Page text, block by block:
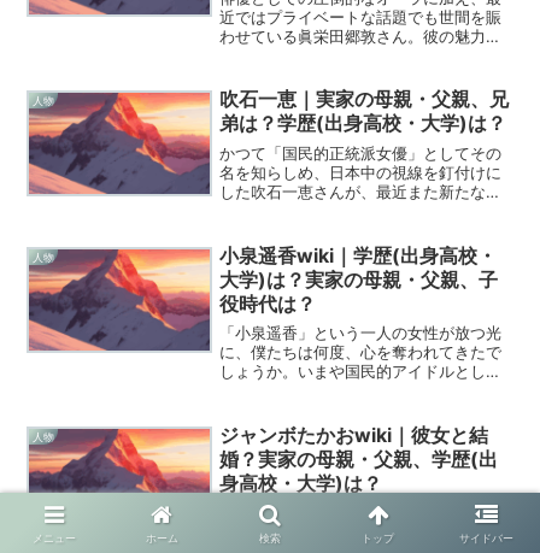
近ではプライベートな話題でも世間を賑
わせている眞栄田郷敦さん。彼の魅力は
性に、僕たち同世代もつい引き込まれて
しまいますよね。今回は、...
人物
吹石一恵｜実家の母親・父親、兄
弟は？学歴(出身高校・大学)は？
かつて「国民的正統派女優」としてその
名を知らしめ、日本中の視線を釘付けに
した吹石一恵さんが、最近また新たな輝
穏やかになりましたが、その圧倒的な存
在感や美しさは今もなお多...
人物
小泉遥香wiki｜学歴(出身高校・
大学)は？実家の母親・父親、子
役時代は？
「小泉遥香」という一人の女性が放つ光
に、僕たちは何度、心を奪われてきたで
しょうか。いまや国民的アイドルとし
要。彼女が歩んできた25年間の道のり
は、決して平坦なものだけ...
人物
ジャンボたかおwiki｜彼女と結
婚？実家の母親・父親、学歴(出
身高校・大学)は？
最近、テレビやYouTubeで見ない日はな
いほど圧倒的な存在感を放っているの
メニュー ホーム 検索 トップ サイドバー